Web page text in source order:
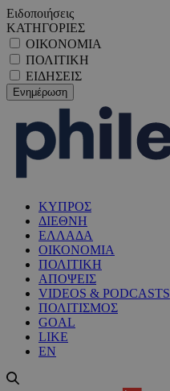
Ειδοποιήσεις
ΚΑΤΗΓΟΡΙΕΣ
ΟΙΚΟΝΟΜΙΑ
ΠΟΛΙΤΙΚΗ
ΕΙΔΗΣΕΙΣ
ΚΥΠΡΟΣ
ΔΙΕΘΝΗ
ΕΛΛΑΔΑ
ΟΙΚΟΝΟΜΙΑ
ΠΟΛΙΤΙΚΗ
ΑΠΟΨΕΙΣ
VIDEOS & PODCASTS
ΠΟΛΙΤΙΣΜΟΣ
GOAL
LIKE
EN